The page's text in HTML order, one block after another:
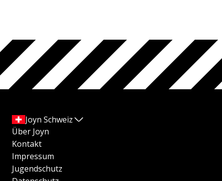
Joyn Schweiz
Über Joyn
Kontakt
Impressum
Jugendschutz